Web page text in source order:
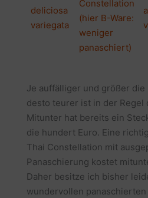
deliciosa
variegata
Constellation
(hier B-Ware:
weniger
panaschiert)
Je auffälliger und größer die
desto teurer ist in der Regel
Mitunter hat bereits ein
die hundert Euro. Eine
Thai Constellation mit
Panaschierung kostet
Daher besitze ich bisher
wundervollen panaschierten